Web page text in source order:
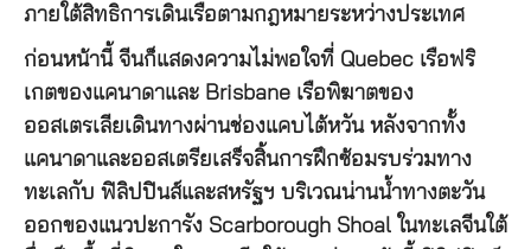
ภายใต้สิทธิการเดินเรือตามกฎหมายระหว่างประเทศ
ก่อนหน้านี้ จีนก็แสดงความไม่พอใจที่ Quebec เรือฟริ
เกตของแคนาดาและ Brisbane เรือพิฆาตของ
ออสเตรเลียเดินทางผ่านช่องแคบไต้หวัน หลังจากทั้ง
แคนาดาและออสเตรียเสร็จสิ้นการฝึกซ้อมรบร่วมทาง
ทะเลกับ ฟิลิปปินส์และสหรัฐฯ บริเวณน่านน้ำทางตะวัน
ออกของแนวปะการัง Scarborough Shoal ในทะเลจีนใต้